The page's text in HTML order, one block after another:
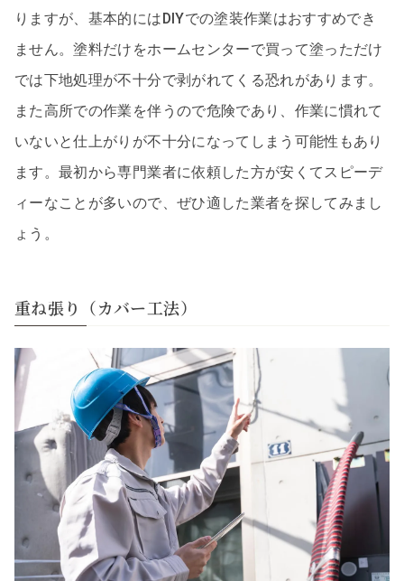
りますが、基本的にはDIYでの塗装作業はおすすめでき
ません。塗料だけをホームセンターで買って塗っただけ
では下地処理が不十分で剥がれてくる恐れがあります。
また高所での作業を伴うので危険であり、作業に慣れて
いないと仕上がりが不十分になってしまう可能性もあり
ます。最初から専門業者に依頼した方が安くてスピーデ
ィーなことが多いので、ぜひ適した業者を探してみまし
ょう。
重ね張り（カバー工法）